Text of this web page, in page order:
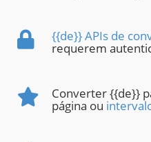
{{de}} APIs de
requerem
Converter {{de}}
página ou